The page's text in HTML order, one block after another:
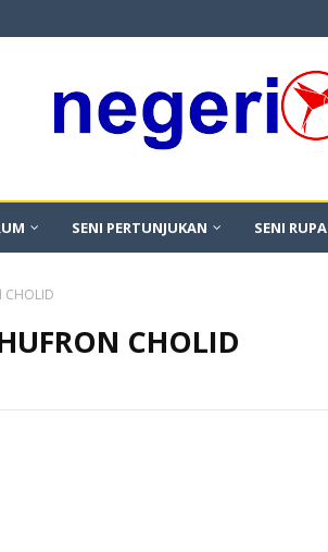
SENI PERTUNJUKAN SENI RUPA
CHOLID
CHOLID